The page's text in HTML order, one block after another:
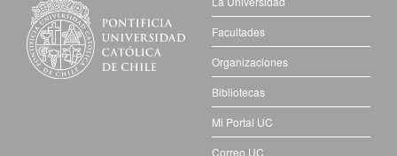
Facultades
Organizaciones
Bibliotecas
Mi Portal UC
Correo UC